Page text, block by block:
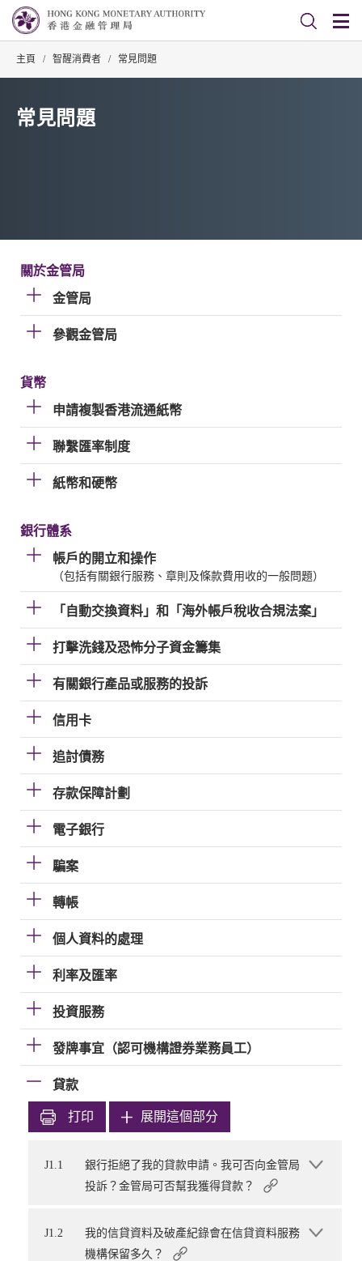
主頁 / 智醒消費者 / 常見問題
常見問題
關於金管局
金管局
參觀金管局
貨幣
申請複製香港流通紙幣
聯繫匯率制度
紙幣和硬幣
銀行體系
帳戶的開立和操作
（包括有關銀行服務、章則及條款費用收的一般問題）
「自動交換資料」和「海外帳戶稅收合規法案」
打擊洗錢及恐怖分子資金籌集
有關銀行產品或服務的投訴
信用卡
追討債務
存款保障計劃
電子銀行
騙案
轉帳
個人資料的處理
利率及匯率
投資服務
發牌事宜（認可機構證券業務員工）
貸款
打印 展開這個部分
J1.1
銀行拒絕了我的貸款申請。我可否向金管局
投訴？金管局可否幫我獲得貸款？
J1.2
我的信貸資料及破產紀錄會在信貸資料服務
機構保留多久？